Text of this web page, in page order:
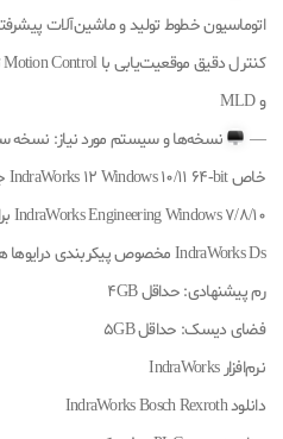
و MLD
—
نسخه‌ها و سیستم مورد نیاز: نسخه
IndraWorks Ds مخصوص پیکربندی درایوها همراه با ابزار DriveTop و DriveCom
رم پیشنهادی: حداقل 4GB
فضای دیسک: حداقل 5GB
نرم‌افزار IndraWorks
دانلود IndraWorks Bosch Rexroth